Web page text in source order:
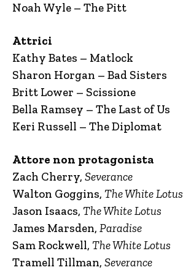
Noah Wyle – The Pitt
Attrici
Kathy Bates – Matlock
Sharon Horgan – Bad Sisters
Britt Lower – Scissione
Bella Ramsey – The Last of Us
Keri Russell – The Diplomat
Attore non protagonista
Zach Cherry, Severance
Walton Goggins, The White Lotus
Jason Isaacs, The White Lotus
James Marsden, Paradise
Sam Rockwell, The White Lotus
Tramell Tillman, Severance